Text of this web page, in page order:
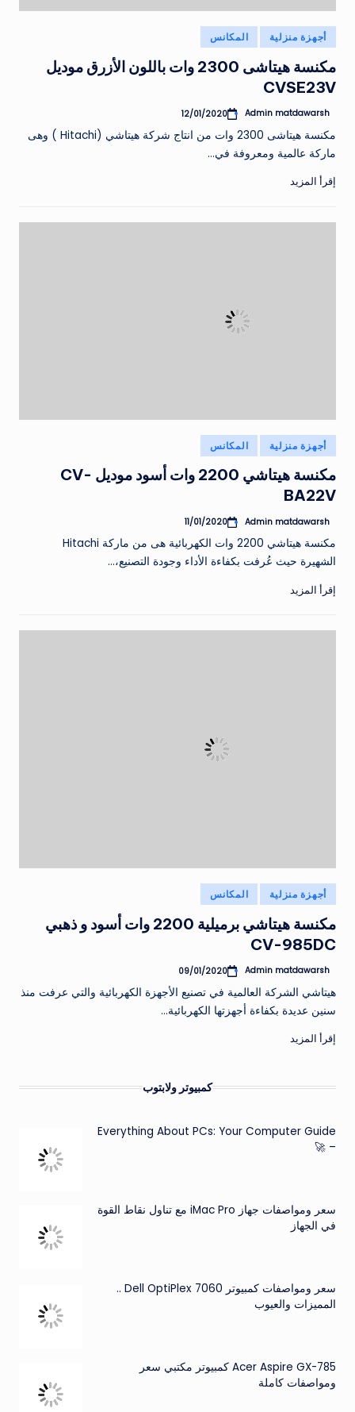
نُشر
في
أجهزة منزلية المكانس
مكنسة هيتاشى 2300 وات باللون الأزرق موديل
CVSE23V
تمّ
بواسطة
Admin matdawarsh
12/01/2020
مكنسة هيتاشى 2300 وات من انتاج شركة هيتاشي (Hitachi ) وهى
ماركة عالمية ومعروفة في…
إقرأ المزيد
نُشر
في
أجهزة منزلية المكانس
مكنسة هيتاشي 2200 وات أسود موديل CV-
BA22V
تمّ
بواسطة
Admin matdawarsh
11/01/2020
مكنسة هيتاشي 2200 وات الكهربائية هى من ماركة Hitachi
الشهيرة حيث عُرفت بكفاءة الأداء وجودة التصنيع،…
إقرأ المزيد
نُشر
في
أجهزة منزلية المكانس
مكنسة هيتاشي برميلية 2200 وات أسود و ذهبي
CV-985DC
تمّ
بواسطة
Admin matdawarsh
09/01/2020
هيتاشي الشركة العالمية في تصنيع الأجهزة الكهربائية والتي عرفت منذ
سنين عديدة بكفاءة أجهزتها الكهربائية…
إقرأ المزيد
كمبيوتر ولابتوب
Everything About PCs: Your Computer Guide
– 🚀
سعر ومواصفات جهاز iMac Pro مع تناول نقاط القوة
في الجهاز
سعر ومواصفات كمبيوتر Dell OptiPlex 7060 ..
المميزات والعيوب
Acer Aspire GX-785 كمبيوتر مكتبي سعر
ومواصفات كاملة